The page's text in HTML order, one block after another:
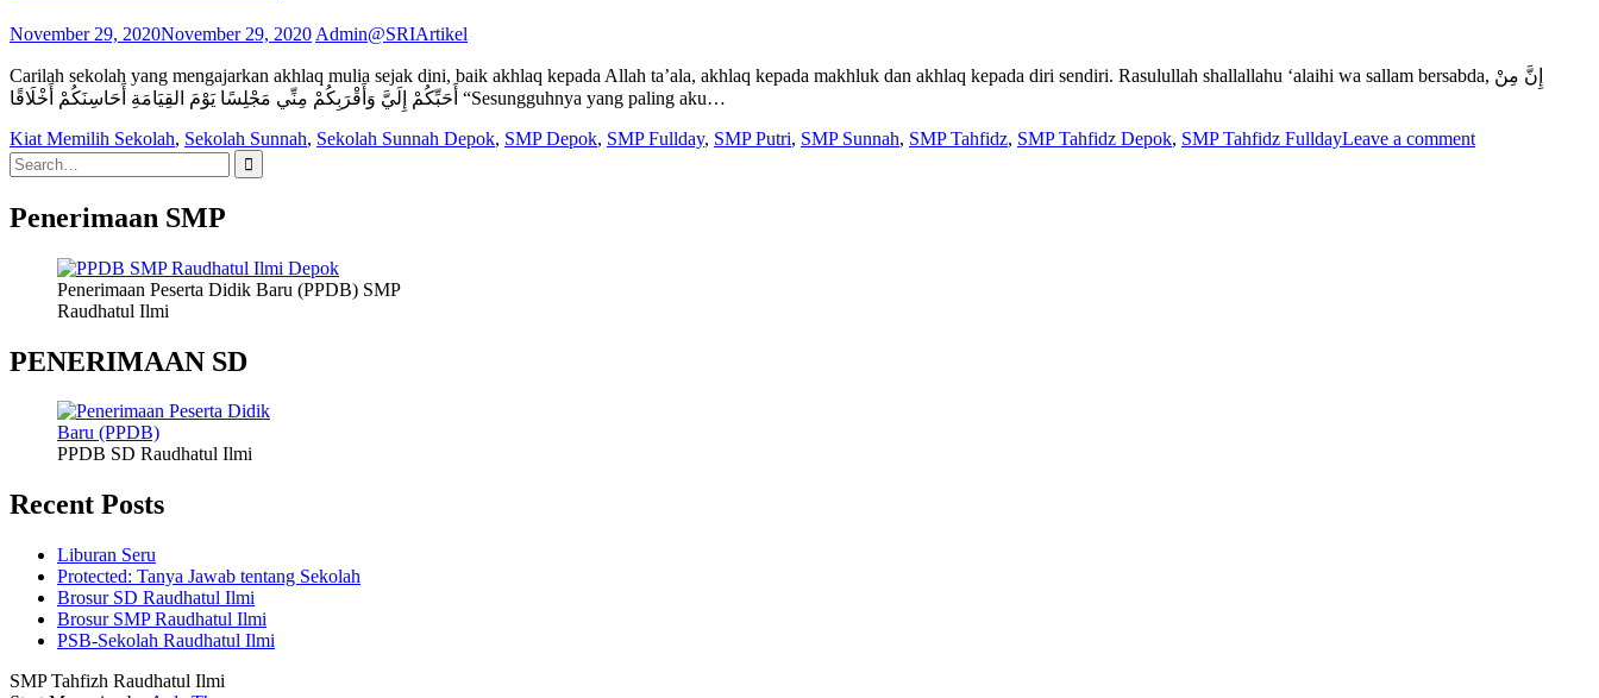
November 29, 2020November 29, 2020 Admin@SRIArtikel
Carilah sekolah yang mengajarkan akhlaq mulia sejak dini, baik akhlaq kepada Allah ta’ala, akhlaq kepada makhluk dan akhlaq kepada diri sendiri. Rasulullah shallallahu ‘alaihi wa sallam bersabda, إِنَّ مِنْ
أَحَبِّكُمْ إِلَيَّ وَأَقْرَبِكُمْ مِنِّي مَجْلِسًا يَوْمَ القِيَامَةِ أَحَاسِنَكُمْ أَخْلَاقًا “Sesungguhnya yang paling aku…
Kiat Memilih Sekolah, Sekolah Sunnah, Sekolah Sunnah Depok, SMP Depok, SMP Fullday, SMP Putri, SMP Sunnah, SMP Tahfidz, SMP Tahfidz Depok, SMP Tahfidz FulldayLeave a comment
Search
for:
Penerimaan SMP
Penerimaan Peserta Didik Baru (PPDB) SMP
Raudhatul Ilmi
PENERIMAAN SD
PPDB SD Raudhatul Ilmi
Recent Posts
Liburan Seru
Protected: Tanya Jawab tentang Sekolah
Brosur SD Raudhatul Ilmi
Brosur SMP Raudhatul Ilmi
PSB-Sekolah Raudhatul Ilmi
SMP Tahfizh Raudhatul Ilmi